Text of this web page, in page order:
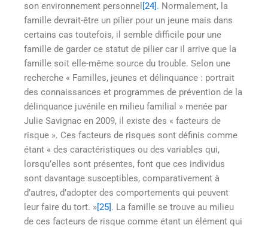
son environnement personnel [24]. Normalement, la
famille devrait-être un pilier pour un jeune mais dans
certains cas toutefois, il semble difficile pour une
famille de garder ce statut de pilier car il arrive que la
famille soit elle-même source du trouble. Selon une
recherche « Familles, jeunes et délinquance : portrait
des connaissances et programmes de prévention de la
délinquance juvénile en milieu familial » menée par
Julie Savignac en 2009, il existe des « facteurs de
risque ». Ces facteurs de risques sont définis comme
étant « des caractéristiques ou des variables qui,
lorsqu’elles sont présentes, font que ces individus
sont davantage susceptibles, comparativement à
d’autres, d’adopter des comportements qui peuvent
leur faire du tort. »[25]. La famille se trouve au milieu
de ces facteurs de risque comme étant un élément qui